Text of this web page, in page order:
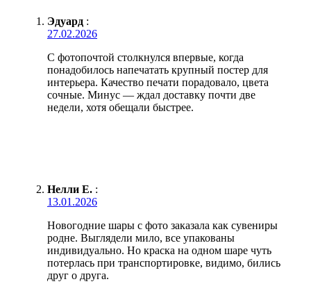
Эдуард :
27.02.2026
С фотопочтой столкнулся впервые, когда
понадобилось напечатать крупный постер для
интерьера. Качество печати порадовало, цвета
сочные. Минус — ждал доставку почти две
недели, хотя обещали быстрее.
Нелли Е. :
13.01.2026
Новогодние шары с фото заказала как сувениры
родне. Выглядели мило, все упакованы
индивидуально. Но краска на одном шаре чуть
потерлась при транспортировке, видимо, бились
друг о друга.